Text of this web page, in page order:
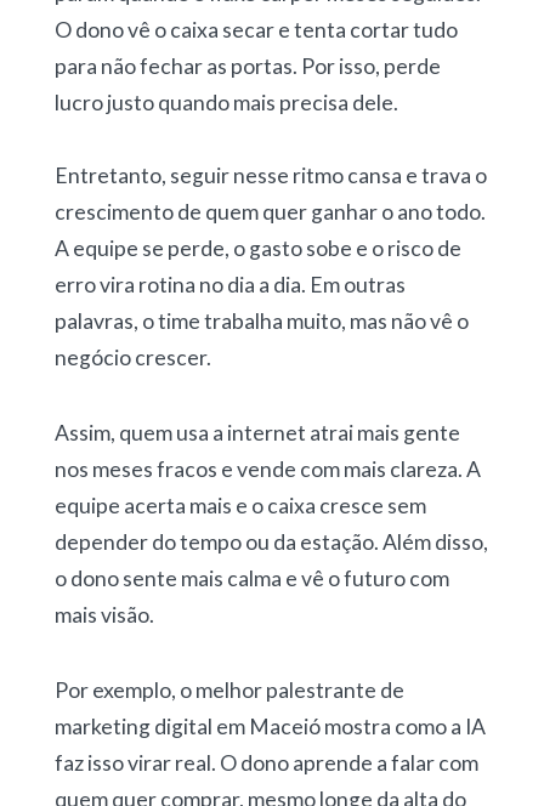
O dono vê o caixa secar e tenta cortar tudo
para não fechar as portas. Por isso, perde
lucro justo quando mais precisa dele.
Entretanto, seguir nesse ritmo cansa e trava o
crescimento de quem quer ganhar o ano todo.
A equipe se perde, o gasto sobe e o risco de
erro vira rotina no dia a dia. Em outras
palavras, o time trabalha muito, mas não vê o
negócio crescer.
Assim, quem usa a internet atrai mais gente
nos meses fracos e vende com mais clareza. A
equipe acerta mais e o caixa cresce sem
depender do tempo ou da estação. Além disso,
o dono sente mais calma e vê o futuro com
mais visão.
Por exemplo, o melhor palestrante de
marketing digital em Maceió mostra como a IA
faz isso virar real. O dono aprende a falar com
quem quer comprar, mesmo longe da alta do